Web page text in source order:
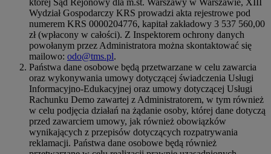
Wydział Gospodarczy KRS prowadzi akta rejestrowe pod
numerem KRS 0000204776, kapitał zakładowy 3 537 560,00
zł (wpłacony w całości). Z Inspektorem ochrony danych
powołanym przez Administratora można skontaktować się
mailowo: odo@tms.pl.
Państwa dane osobowe będą przetwarzane w celu zawarcia
oraz wykonywania umowy dotyczącej świadczenia Usługi
Informacyjno-Edukacyjnej oraz umowy dotyczącej Usługi
Rachunku Demo zawartej z Administratorem, w tym również
w celu podjęcia działań na żądanie osoby, której dane dotyczą
przed zawarciem umowy, jak również obowiązków
wynikających z przepisów dotyczących rozpatrywania
reklamacji. Państwa dane osobowe będą również